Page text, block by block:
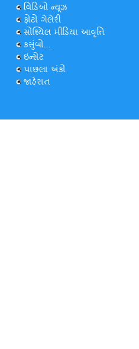
વિડિઓ ન્યૂઝ
ફોટો ગેલેરી
સોશ્યિલ મીડિયા આવૃત્તિ
કસુંબો...
ઇન્સેટ
પાછલા અંકો
જાહેરાત